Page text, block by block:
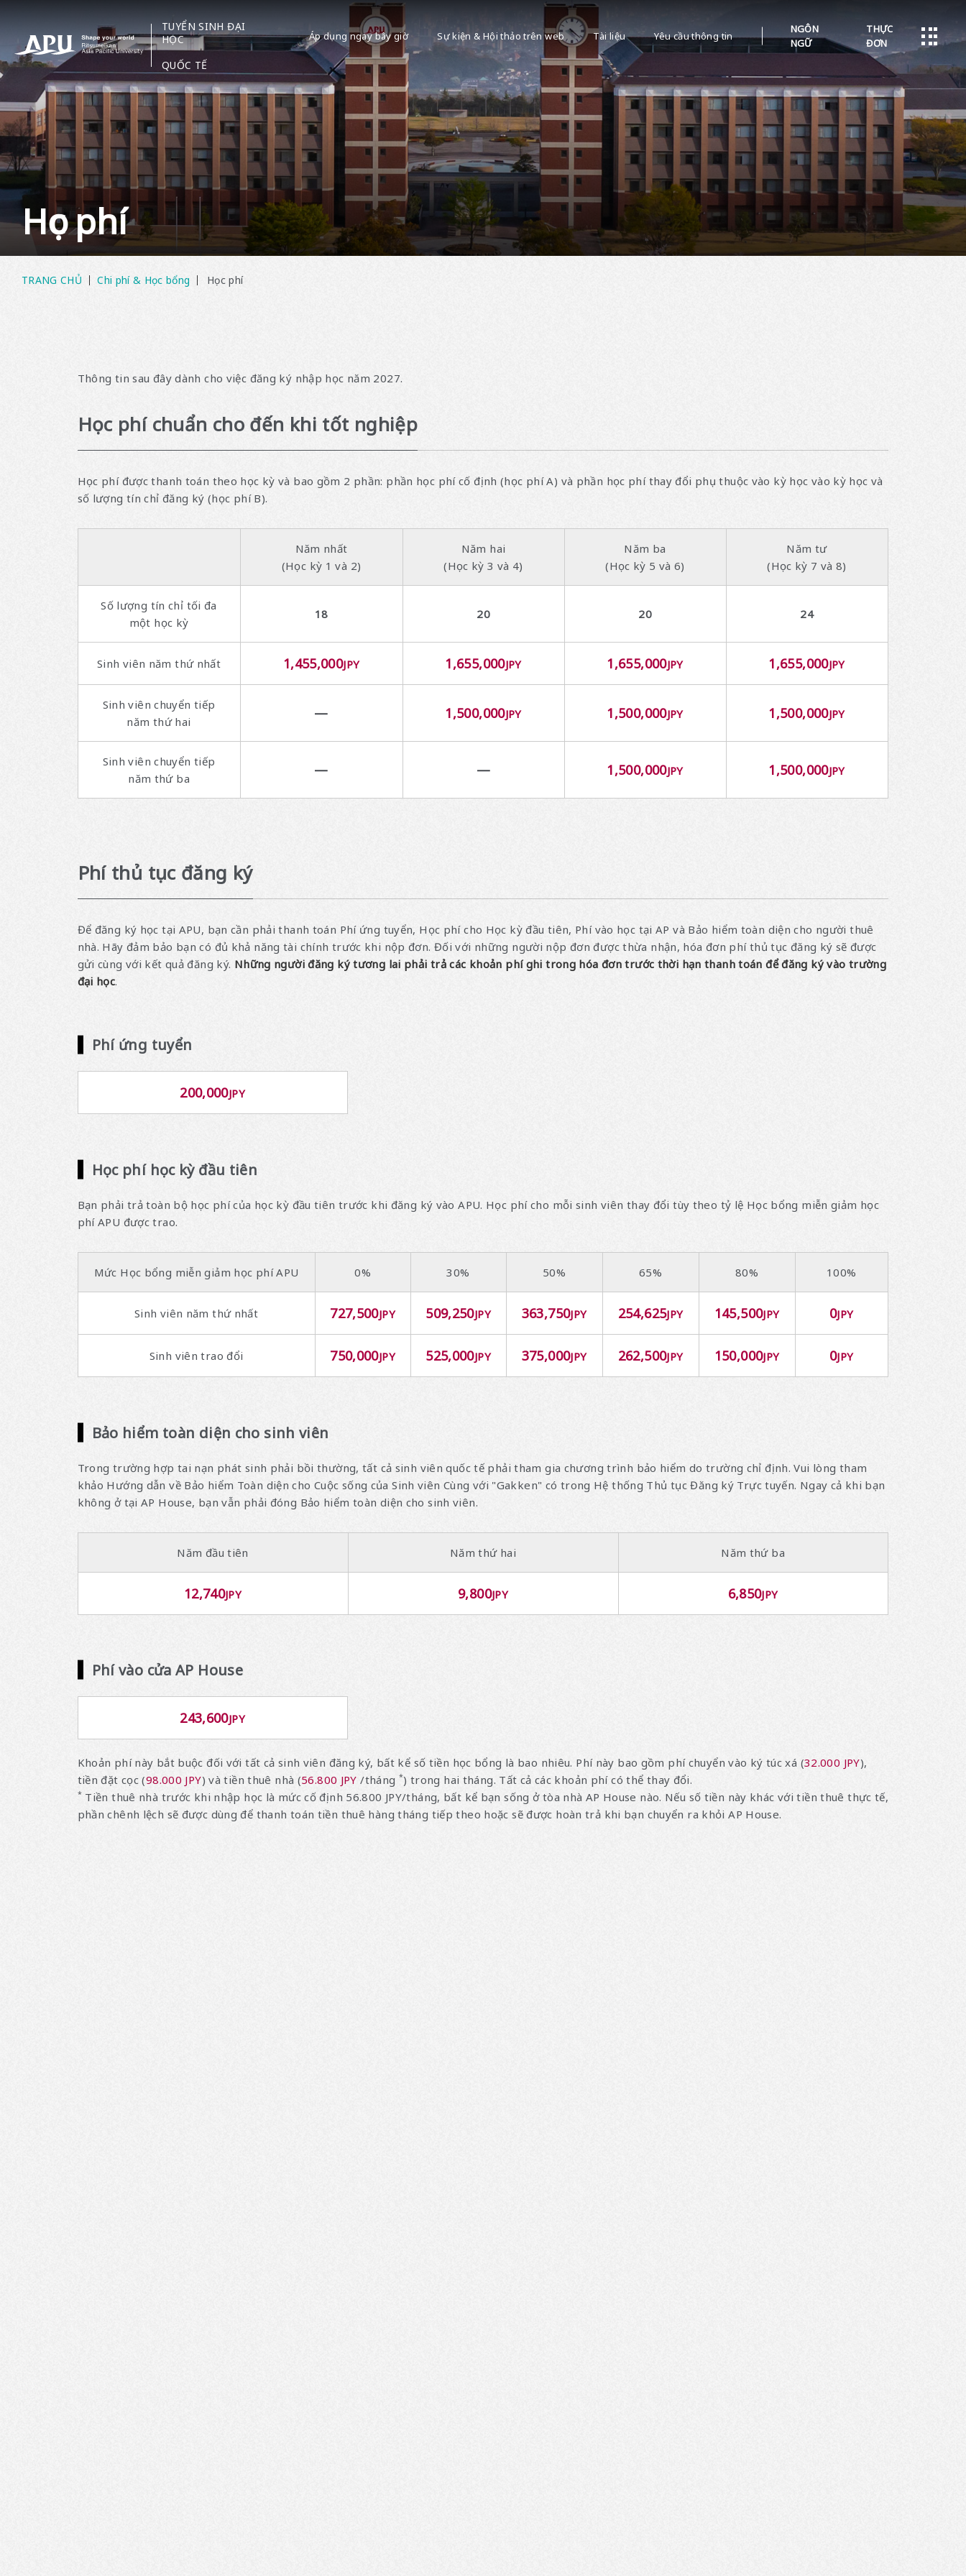
TUYỂN SINH ĐẠI
HỌC
​ ​
QUỐC TẾ
Áp dụng ngay bây giờ Sự kiện & Hội thảo trên web Tài liệu Yêu cầu thông tin
NGÔN
NGỮ
THỰC
ĐƠN
Học phí
TRANG CHỦ Chi phí & Học bổng Học phí
Thông tin sau đây dành cho việc đăng ký nhập học năm 2027.
Học phí chuẩn cho đến khi tốt nghiệp
Học phí được thanh toán theo học kỳ và bao gồm 2 phần: phần học phí cố định (học phí A) và phần học phí thay đổi phụ thuộc vào kỳ học vào kỳ học và
số lượng tín chỉ đăng ký (học phí B).
Năm nhất
(Học kỳ 1 và 2)
Năm hai
(Học kỳ 3 và 4)
Năm ba
(Học kỳ 5 và 6)
Năm tư
(Học kỳ 7 và 8)
Số lượng tín chỉ tối đa
một học kỳ
18 20 20 24
Sinh viên năm thứ nhất 1,455,000JPY 1,655,000JPY 1,655,000JPY 1,655,000JPY
Sinh viên chuyển tiếp
năm thứ hai
— 1,500,000JPY 1,500,000JPY 1,500,000JPY
Sinh viên chuyển tiếp
năm thứ ba
— — 1,500,000JPY 1,500,000JPY
Phí thủ tục đăng ký
Để đăng ký học tại APU, bạn cần phải thanh toán Phí ứng tuyển, Học phí cho Học kỳ đầu tiên, Phí vào học tại AP và Bảo hiểm toàn diện cho người thuê
nhà. Hãy đảm bảo bạn có đủ khả năng tài chính trước khi nộp đơn. Đối với những người nộp đơn được thừa nhận, hóa đơn phí thủ tục đăng ký sẽ được
gửi cùng với kết quả đăng ký. Những người đăng ký tương lai phải trả các khoản phí ghi trong hóa đơn trước thời hạn thanh toán để đăng ký vào trường
đại học.
Phí ứng tuyển
200,000JPY
Học phí học kỳ đầu tiên
Bạn phải trả toàn bộ học phí của học kỳ đầu tiên trước khi đăng ký vào APU. Học phí cho mỗi sinh viên thay đổi tùy theo tỷ lệ Học bổng miễn giảm học
phí APU được trao.
Mức Học bổng miễn giảm học phí APU 0% 30% 50% 65% 80% 100%
Sinh viên năm thứ nhất 727,500JPY 509,250JPY 363,750JPY 254,625JPY 145,500JPY 0JPY
Sinh viên trao đổi 750,000JPY 525,000JPY 375,000JPY 262,500JPY 150,000JPY 0JPY
Bảo hiểm toàn diện cho sinh viên
Trong trường hợp tai nạn phát sinh phải bồi thường, tất cả sinh viên quốc tế phải tham gia chương trình bảo hiểm do trường chỉ định. Vui lòng tham
khảo Hướng dẫn về Bảo hiểm Toàn diện cho Cuộc sống của Sinh viên Cùng với "Gakken" có trong Hệ thống Thủ tục Đăng ký Trực tuyến. Ngay cả khi bạn
không ở tại AP House, bạn vẫn phải đóng Bảo hiểm toàn diện cho sinh viên.
Năm đầu tiên Năm thứ hai Năm thứ ba
12,740JPY 9,800JPY 6,850JPY
Phí vào cửa AP House
243,600JPY
Khoản phí này bắt buộc đối với tất cả sinh viên đăng ký, bất kể số tiền học bổng là bao nhiêu. Phí này bao gồm phí chuyển vào ký túc xá (32.000 JPY),
tiền đặt cọc (98.000 JPY) và tiền thuê nhà (56.800 JPY /tháng *) trong hai tháng. Tất cả các khoản phí có thể thay đổi.
*Tiền thuê nhà trước khi nhập học là mức cố định 56.800 JPY/tháng, bất kể bạn sống ở tòa nhà AP House nào. Nếu số tiền này khác với tiền thuê thực tế,
phần chênh lệch sẽ được dùng để thanh toán tiền thuê hàng tháng tiếp theo hoặc sẽ được hoàn trả khi bạn chuyển ra khỏi AP House.